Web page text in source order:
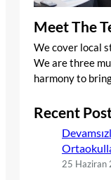
Meet The
We cover local
We are three
harmony to
Recent
25 Haziran